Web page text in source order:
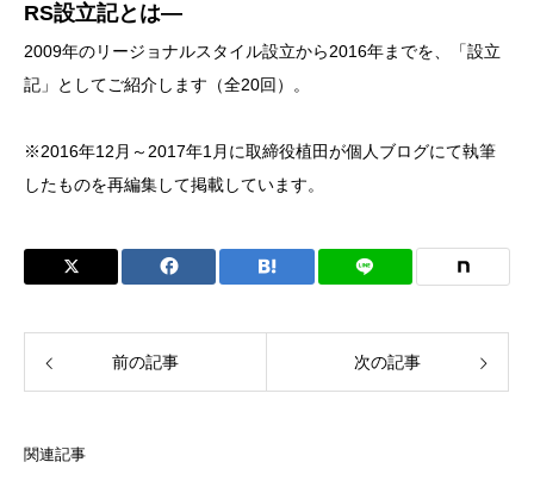
RS設立記とは―
2009年のリージョナルスタイル設立から2016年までを、「設立
記」としてご紹介します（全20回）。
※2016年12月～2017年1月に取締役植田が個人ブログにて執筆
したものを再編集して掲載しています。
前の記事 次の記事
関連記事